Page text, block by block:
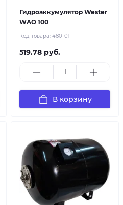
Гидроаккумулятор Wester
WAO 100
Код товара: 480-01
519.78 руб.
В корзину